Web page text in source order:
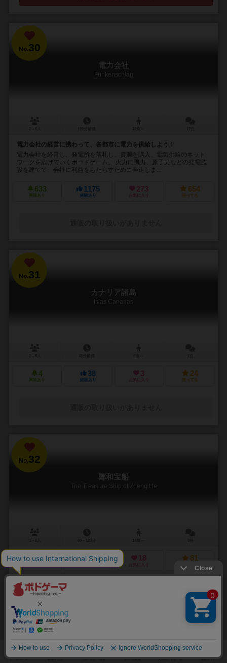
No.30
電力会社
Funkenschlag
電力会社の経営に携わって、各都市に電力を供給しよう！
電力会社を経営し、発電所を落札し、資源を購入、電気供給のネット
ワークを広げていくボードゲーム。 火力に風力、原子力などの発電施
設を建てて、会社に利益をもたらすために奔走しま...
633
興味あり
1175
経験あり
273
お気に入り
654
持ってる
No.31
カナリア諸島
Islas Canarias
4
興味あり
38
経験あり
3
お気に入り
24
持ってる
No.32
鄭和宝船
The Treasure Ship of Zheng He
33 74 18
お気に入り
81
No.33